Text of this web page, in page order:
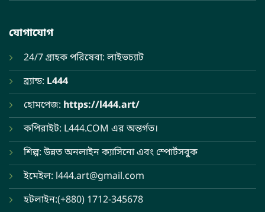
যোগাযোগ
24/7 গ্রাহক পরিষেবা: লাইভচ্যাট
ব্র্যান্ড: L444
হোমপেজ: https://l444.art/
কপিরাইট: L444.COM এর অন্তর্গত।
শিল্প: উন্নত অনলাইন ক্যাসিনো এবং স্পোর্টসবুক
ইমেইল: l444.art@gmail.com
হটলাইন:(+880) 1712-345678